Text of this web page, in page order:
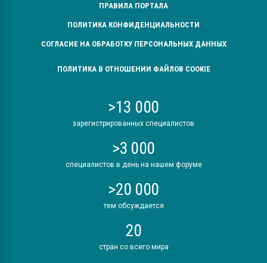
ПРАВИЛА ПОРТАЛА
ПОЛИТИКА КОНФИДЕНЦИАЛЬНОСТИ
СОГЛАСИЕ НА ОБРАБОТКУ ПЕРСОНАЛЬНЫХ ДАННЫХ
ПОЛИТИКА В ОТНОШЕНИИ ФАЙЛОВ COOKIE
>13 000
зарегистрированных специалистов
>3 000
специалистов в день на нашем форуме
>20 000
тем обсуждается
20
стран со всего мира